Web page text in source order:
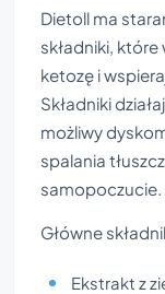
Dietoll ma
składniki,
ketozę i
Składniki
możliwy
spalania
samopoczucie.
Główne
Ekstrakt z